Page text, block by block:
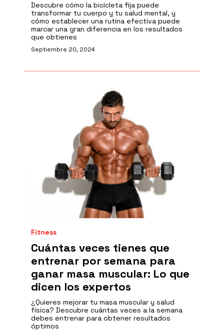
Descubre cómo la bicicleta fija puede
transformar tu cuerpo y tu salud mental, y
cómo establecer una rutina efectiva puede
marcar una gran diferencia en los resultados
que obtienes
Septiembre 20, 2024
Fitness
Cuántas veces tienes que
entrenar por semana para
ganar masa muscular: Lo que
dicen los expertos
¿Quieres mejorar tu masa muscular y salud
física? Descubre cuántas veces a la semana
debes entrenar para obtener resultados
óptimos